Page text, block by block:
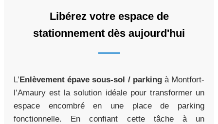
Libérez votre espace de
stationnement dès aujourd'hui
L’Enlèvement épave sous-sol / parkingà Montfort-
l’Amaury est la solution idéale pour transformer un
espace encombré en une place de parking
fonctionnelle. En confiant cette tâche à un